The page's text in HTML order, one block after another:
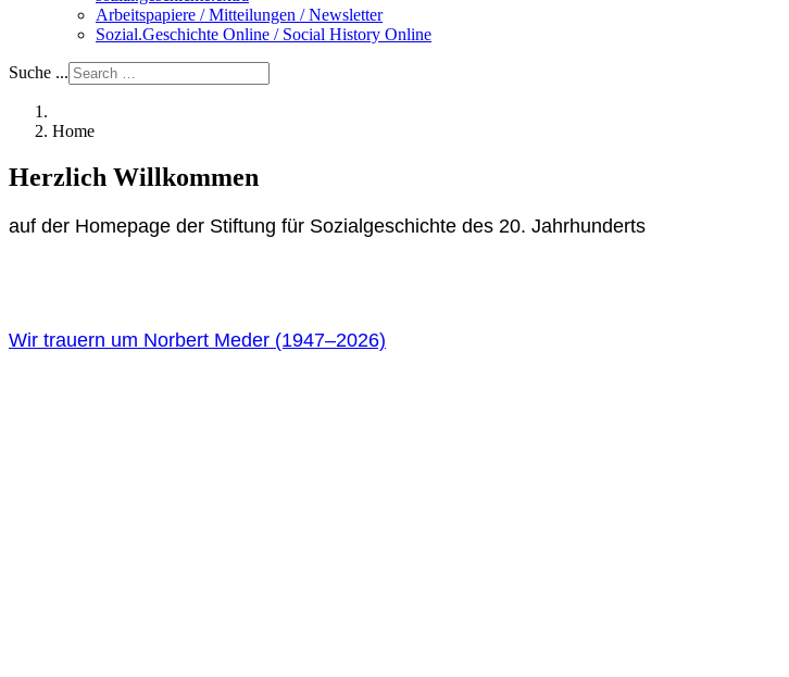
Arbeitspapiere / Mitteilungen / Newsletter
Sozial.Geschichte Online / Social History Online
Suche ...
Home
Herzlich Willkommen
auf der Homepage der Stiftung für Sozialgeschichte des 20. Jahrhunderts
Wir trauern um Norbert Meder (1947–2026)